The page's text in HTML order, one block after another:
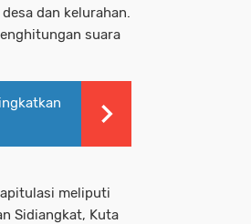
dan kelurahan.
suara
meliputi
Sidiangkat, Kuta